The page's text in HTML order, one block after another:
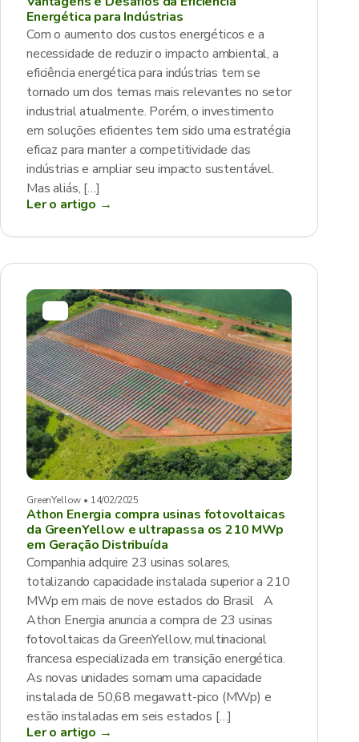
Energética para Indústrias
Com o aumento dos custos energéticos e a
necessidade de reduzir o impacto ambiental, a
eficiência energética para indústrias tem se
tornado um dos temas mais relevantes no setor
industrial atualmente. Porém, o investimento
em soluções eficientes tem sido uma estratégia
eficaz para manter a competitividade das
indústrias e ampliar seu impacto sustentável.
Mas aliás, […]
Ler o artigo →
GreenYellow • 14/02/2025
Athon Energia compra usinas fotovoltaicas
da GreenYellow e ultrapassa os 210 MWp
em Geração Distribuída
Companhia adquire 23 usinas solares,
totalizando capacidade instalada superior a 210
MWp em mais de nove estados do Brasil A
Athon Energia anuncia a compra de 23 usinas
fotovoltaicas da GreenYellow, multinacional
francesa especializada em transição energética.
As novas unidades somam uma capacidade
instalada de 50,68 megawatt-pico (MWp) e
estão instaladas em seis estados […]
Ler o artigo →